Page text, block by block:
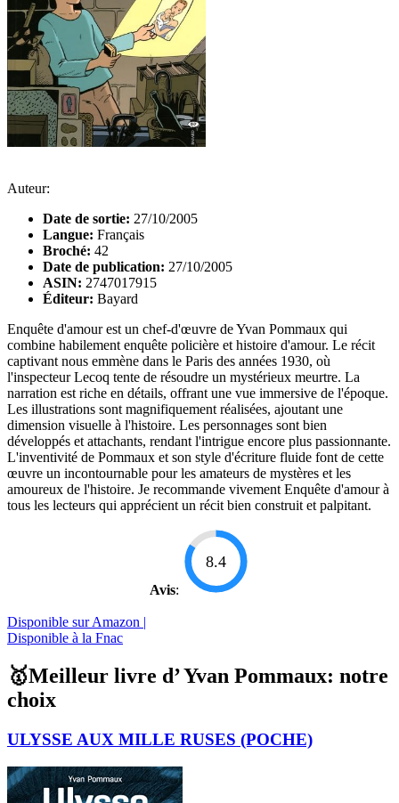
Auteur:
Date de sortie: 27/10/2005
Langue: Français
Broché: 42
Date de publication: 27/10/2005
ASIN: 2747017915
Éditeur: Bayard
Enquête d'amour est un chef-d'œuvre de Yvan Pommaux qui
combine habilement enquête policière et histoire d'amour. Le récit
captivant nous emmène dans le Paris des années 1930, où
l'inspecteur Lecoq tente de résoudre un mystérieux meurtre. La
narration est riche en détails, offrant une vue immersive de l'époque.
Les illustrations sont magnifiquement réalisées, ajoutant une
dimension visuelle à l'histoire. Les personnages sont bien
développés et attachants, rendant l'intrigue encore plus passionnante.
L'inventivité de Pommaux et son style d'écriture fluide font de cette
œuvre un incontournable pour les amateurs de mystères et les
amoureux de l'histoire. Je recommande vivement Enquête d'amour à
tous les lecteurs qui apprécient un récit bien construit et palpitant.
Avis:
8.4
Disponible sur Amazon |
Disponible à la Fnac
🥇Meilleur livre d’ Yvan Pommaux: notre
choix
ULYSSE AUX MILLE RUSES (POCHE)